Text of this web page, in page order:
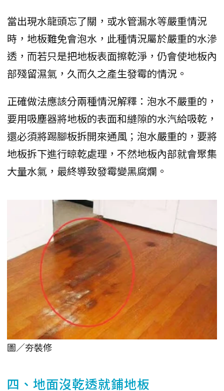
當出現水龍頭忘了關，或水管漏水等嚴重情況
時，地板難免會泡水，此種情況屬於嚴重的水滲
透，而若只是把地板表面擦乾淨，仍會使地板內
部殘留濕氣，久而久之產生發霉的情況。
正確做法應該分兩種情況解釋：泡水不嚴重的，
要用吸塵器將地板的表面和縫隙的水汽給吸乾，
還必須將踢腳板拆開來通風；泡水嚴重的，要將
地板拆下進行晾乾處理，不然地板內部就會聚集
大量水氣，最終導致發霉變黑腐爛。
圖／夯裝修
四、地面沒乾透就鋪地板